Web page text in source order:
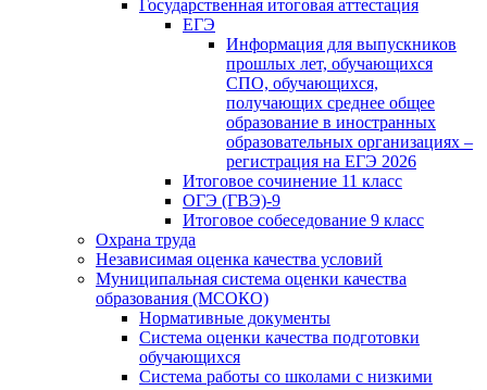
Государственная итоговая аттестация
ЕГЭ
Информация для выпускников
прошлых лет, обучающихся
СПО, обучающихся,
получающих среднее общее
образование в иностранных
образовательных организациях –
регистрация на ЕГЭ 2026
Итоговое сочинение 11 класс
ОГЭ (ГВЭ)-9
Итоговое собеседование 9 класс
Охрана труда
Независимая оценка качества условий
Муниципальная система оценки качества
образования (МСОКО)
Нормативные документы
Система оценки качества подготовки
обучающихся
Система работы со школами с низкими